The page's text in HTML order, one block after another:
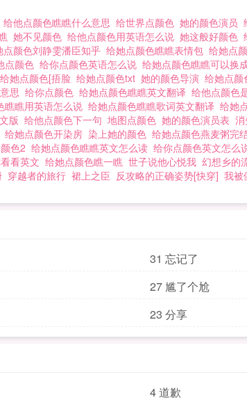
也没想到自己会对缺根经的嘉禾一
同样嘉禾也没想到自己会被秦书颜这
变态老板。总之这是一个“欺负一时
样在嘉禾家的门口：“小禾，我错了，
说的？”话落，嘉禾快速上前一步，
，你没告诉我你学过散打啊。食用指
现代架空，肯定是与现实有出入的。
前期腹黑，后期不要脸，死不要脸
给她点颜色百度云
燕麦粥Y
给他点颜色瞧瞧什么意思 给世界点颜色 她的颜色演员
她不见颜色 给他点颜色用英语怎么说 她这般好颜色
点颜色刘静雯潘臣知乎 给她点颜色瞧瞧表情包 给她点
点颜色 给你点颜色英语怎么说 给她点颜色瞧瞧可以换
给她点颜色[捂脸 给她点颜色txt 她的颜色导演 给她点颜
思 给你点颜色 给她点颜色瞧瞧英文翻译 给他点颜色
瞧瞧用英语怎么说 给她点颜色瞧瞧歌词英文翻译 给她
版 给他点颜色下一句 地图点颜色 她的颜色演员表
给她点颜色开染房 染上她的颜色 给她点颜色燕麦粥完
色2 给她点颜色瞧瞧英文怎么读 给你点颜色英文怎么
看英文 给她点颜色瞧一瞧 世子说他心悦我 幻想乡的
穿越者的旅行 裙上之臣 反攻略的正确姿势[快穿] 我被
31 忘记了
27 尴了个尬
23 分享
4 道歉